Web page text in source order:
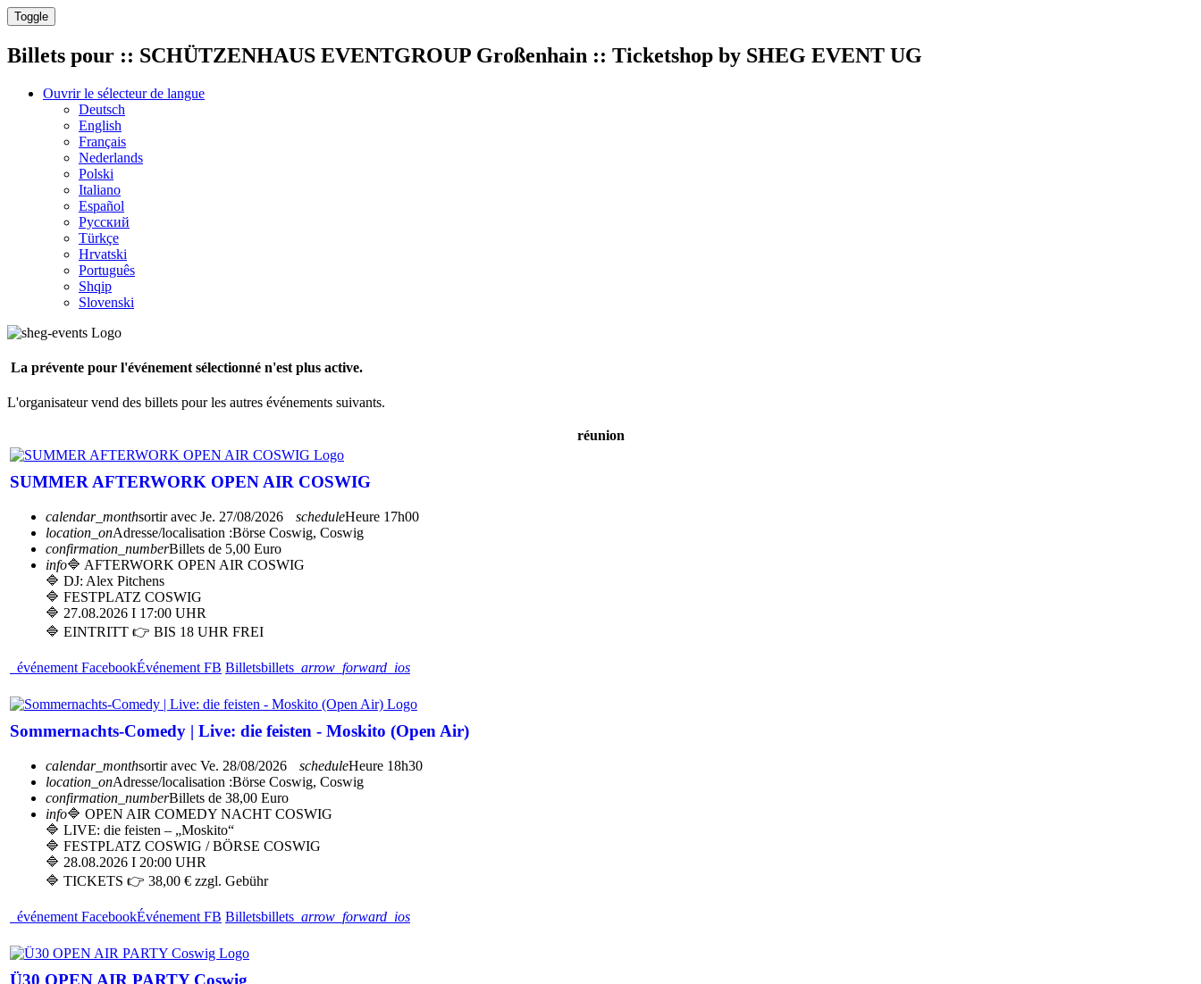
Toggle
Billets pour :: SCHÜTZENHAUS EVENTGROUP Großenhain :: Ticketshop by SHEG EVENT UG
Ouvrir le sélecteur de langue
Deutsch
English
Français
Nederlands
Polski
Italiano
Español
Русский
Türkçe
Hrvatski
Português
Shqip
Slovenski
La prévente pour l'événement sélectionné n'est plus active.
L'organisateur vend des billets pour les autres événements suivants.
réunion
SUMMER AFTERWORK OPEN AIR COSWIG
calendar_monthsortir avec Je. 27/08/2026 scheduleHeure 17h00
location_onAdresse/localisation :Börse Coswig, Coswig
confirmation_numberBillets de 5,00 Euro
info🔷 AFTERWORK OPEN AIR COSWIG
🔷 DJ: Alex Pitchens
🔷 FESTPLATZ COSWIG
🔷 27.08.2026 I 17:00 UHR
🔷 EINTRITT 👉 BIS 18 UHR FREI
événement FacebookÉvénement FB Billetsbillets arrow_forward_ios
Sommernachts-Comedy | Live: die feisten - Moskito (Open Air)
calendar_monthsortir avec Ve. 28/08/2026 scheduleHeure 18h30
location_onAdresse/localisation :Börse Coswig, Coswig
confirmation_numberBillets de 38,00 Euro
info🔷 OPEN AIR COMEDY NACHT COSWIG
🔷 LIVE: die feisten – „Moskito“
🔷 FESTPLATZ COSWIG / BÖRSE COSWIG
🔷 28.08.2026 I 20:00 UHR
🔷 TICKETS 👉 38,00 € zzgl. Gebühr
événement FacebookÉvénement FB Billetsbillets arrow_forward_ios